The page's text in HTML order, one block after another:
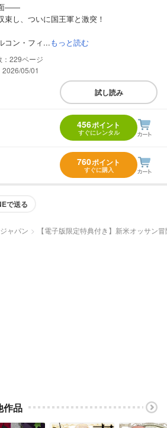
――
束し、ついに国王軍と激突！
コン・フィ...もっと読む
229
2026/05/01
試し読み
456ポイント
すぐにレンタル
760ポイント
すぐに購入
で送る
ャパン 【電子版限定特典付き】新米オッサン
作品